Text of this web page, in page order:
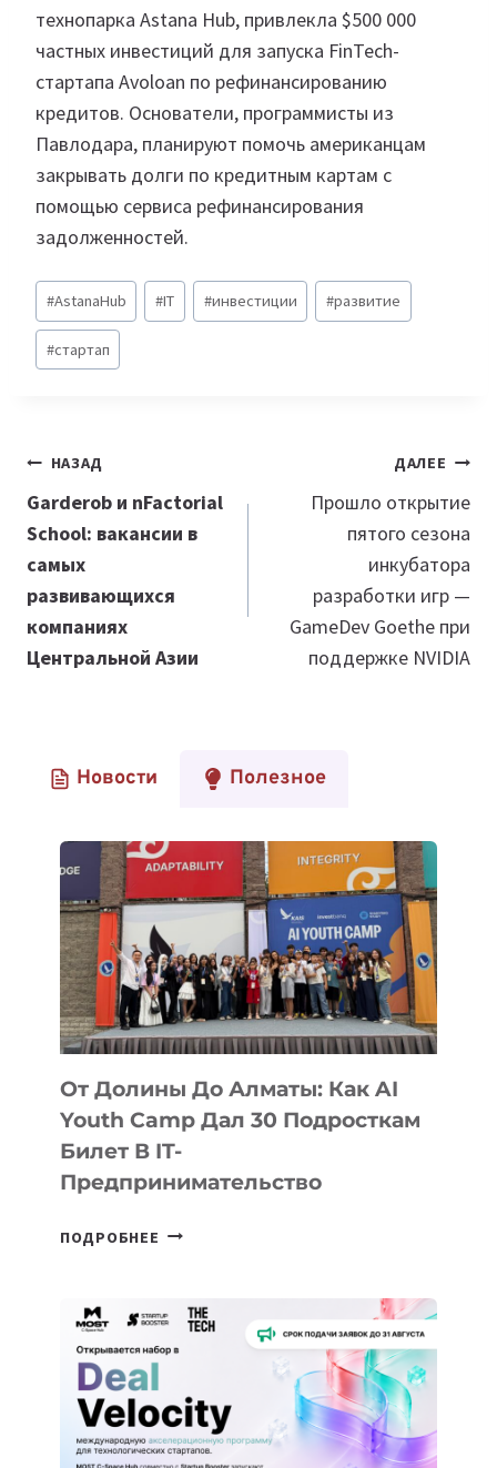
технопарка Astana Hub, привлекла $500 000
частных инвестиций для запуска FinTech-
стартапа Avoloan по рефинансированию
кредитов. Основатели, программисты из
Павлодара, планируют помочь американцам
закрывать долги по кредитным картам с
помощью сервиса рефинансирования
задолженностей.
Метки
записи:
#AstanaHub #IT #инвестиции #развитие
#стартап
Навигация
по
записям
НАЗАД
Garderob и nFactorial
School: вакансии в
самых
развивающихся
компаниях
Центральной Азии
ДАЛЕЕ
Прошло открытие
пятого сезона
инкубатора
разработки игр —
GameDev Goethe при
поддержке NVIDIA
Новости Полезное
От Долины До Алматы: Как AI
Youth Camp Дал 30 Подросткам
Билет В IT-
Предпринимательство
ПОДРОБНЕЕ ОТ
АЛМАТЫ:
AI
YOUTH
CAMP
ДАЛ